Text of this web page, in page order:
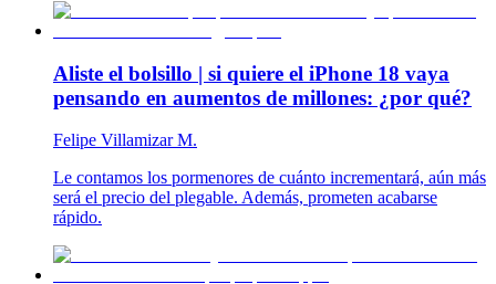
Aliste el bolsillo | si quiere el iPhone 18 vaya
pensando en aumentos de millones: ¿por qué?
Felipe Villamizar M.
Le contamos los pormenores de cuánto incrementará, aún más
será el precio del plegable. Además, prometen acabarse
rápido.